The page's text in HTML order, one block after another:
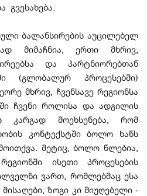
გვესახება.
ბალანსირების აუცილებელ
მიმაჩნია, ერთი მხრივ,
და პარტნიორებთან
(გლობალურ პროცესებში)
მხრივ, ჩვენსავე რეგიონსა
ჩვენი როლისა და ადგილის
კარგად მოეხსენება, რომ
კონტექსტში ბოლო ხანს
მეტიც, ბოლო წლებია,
ისეთი პროცესების
ვართ, რომლებმაც ესა
ზოგი კი მიუღებელი -